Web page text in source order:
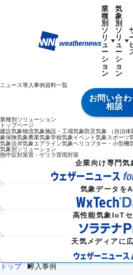
業
種
別
ソ
リ
ュ
ー
シ
ョ
ン
気
象
別
ソ
リ
ュ
ー
シ
ョ
ン
ニュース導入事例資料一覧
お問い合
相談
業種別ソリューション
トップページ
建設気象物流気象施設・工場気象防災気象 （自治体
象保険気象農業気象学校気象イベント気象スポーツ
気象沿岸気象エアライン気象ヘリコプター・小型機
気象別ソリューション
熱中症対策雷・ゲリラ雷雨対策
企業向け専門気
気象データを
高性能気象IoT
天気メディアに
トップ 導入事例